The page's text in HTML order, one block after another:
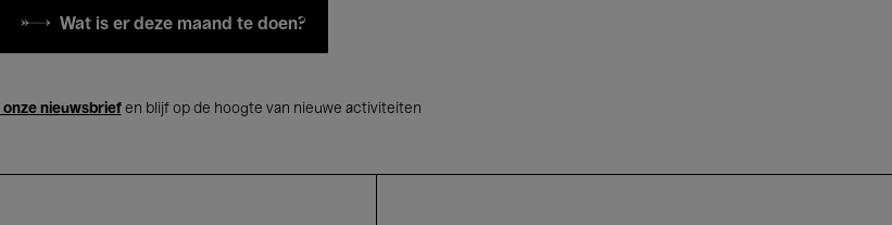
Wat is er deze maand te doen?
onze nieuwsbriefen blijf op de hoogte van nieuwe activiteiten